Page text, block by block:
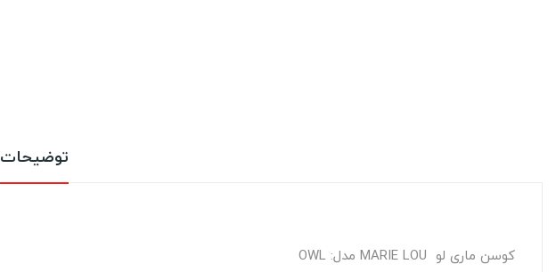
توضیحات
کوسن ماری لو MARIE LOU مدل: OWL